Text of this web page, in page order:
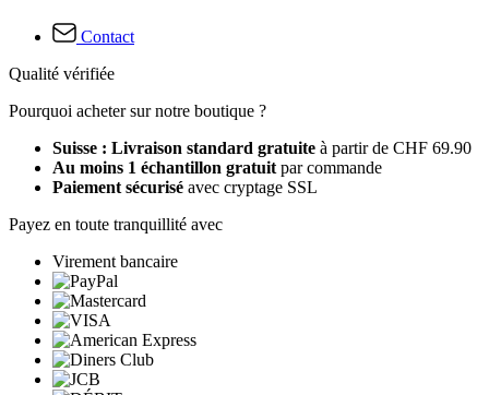
Contact
Qualité vérifiée
Pourquoi acheter sur notre boutique ?
Suisse : Livraison standard gratuite à partir de CHF 69.90
Au moins 1 échantillon gratuit par commande
Paiement sécurisé avec cryptage SSL
Payez en toute tranquillité avec
Virement bancaire